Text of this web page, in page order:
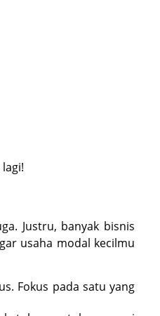
Justru, banyak bisnis
usaha modal kecilmu
Fokus pada satu yang